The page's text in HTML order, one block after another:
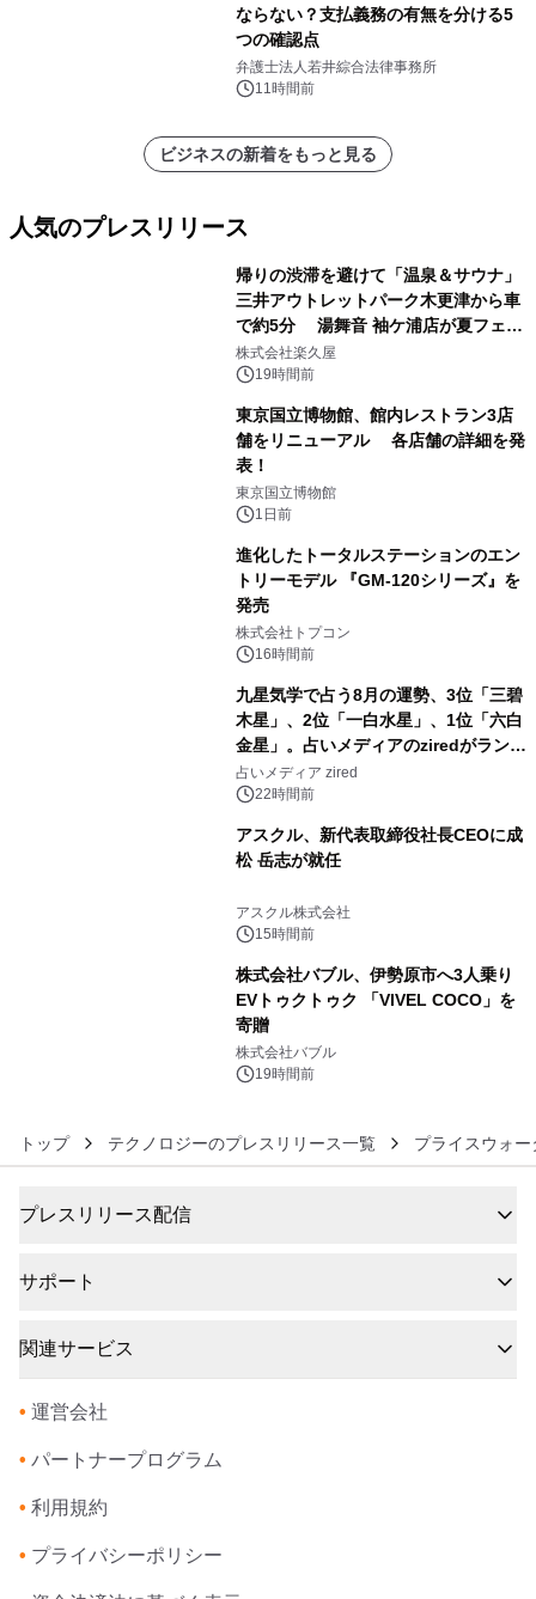
ならない？支払義務の有無を分ける5
つの確認点
弁護士法人若井綜合法律事務所
11時間前
ビジネスの新着をもっと見る
人気のプレスリリース
帰りの渋滞を避けて「温泉＆サウナ」
三井アウトレットパーク木更津から車
で約5分 湯舞音 袖ケ浦店が夏フェア
メニューを提供
株式会社楽久屋
19時間前
東京国立博物館、館内レストラン3店
舗をリニューアル 各店舗の詳細を発
表！
東京国立博物館
1日前
進化したトータルステーションのエン
トリーモデル 『GM-120シリーズ』を
発売
株式会社トプコン
16時間前
九星気学で占う8月の運勢、3位「三碧
木星」、2位「一白水星」、1位「六白
金星」。占いメディアのziredがランキ
ングを発表
占いメディア zired
22時間前
アスクル、新代表取締役社長CEOに成
松 岳志が就任
アスクル株式会社
15時間前
株式会社バブル、伊勢原市へ3人乗り
EVトゥクトゥク 「VIVEL COCO」を
寄贈
株式会社バブル
19時間前
トップ テクノロジーのプレスリリース一覧 プライスウォ
プレスリリース配信
サポート
関連サービス
• 運営会社
• パートナープログラム
• 利用規約
• プライバシーポリシー